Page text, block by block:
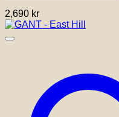
2,690 kr